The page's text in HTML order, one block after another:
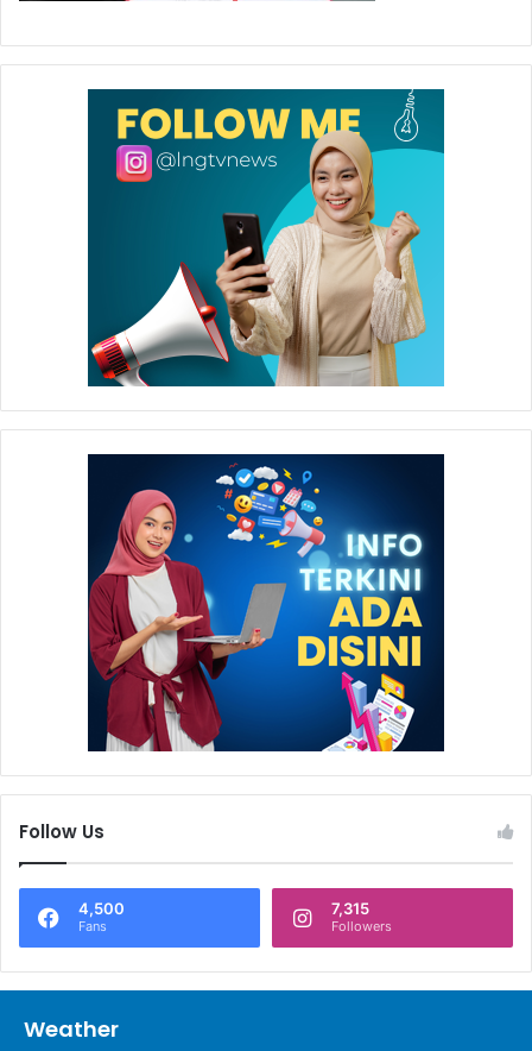
Follow Us
4,500
Fans
7,315
Followers
Weather